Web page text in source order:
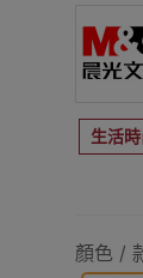
生活
顏色 /